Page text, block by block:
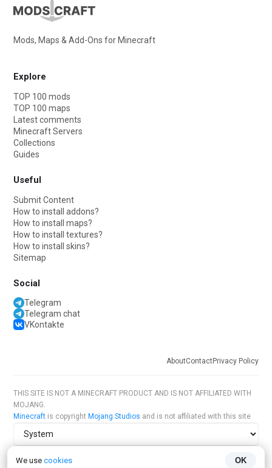
We use cookies OK
Mods, Maps & Add-Ons for Minecraft
Explore
TOP 100 mods
TOP 100 maps
Latest comments
Minecraft Servers
Collections
Guides
Useful
Submit Content
How to install addons?
How to install maps?
How to install textures?
How to install skins?
Sitemap
Social
Telegram
Telegram chat
VKontakte
AboutContactPrivacy Policy
THIS SITE IS NOT A MINECRAFT PRODUCT AND IS NOT AFFILIATED WITH
MOJANG.
Minecraft is copyright Mojang Studios and is not affiliated with this site
Site theme
Site language